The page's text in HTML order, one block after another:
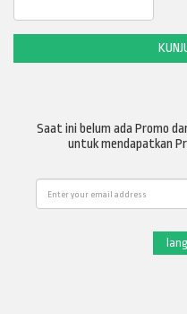
Saat ini belum ada Promo
untuk mendapatkan